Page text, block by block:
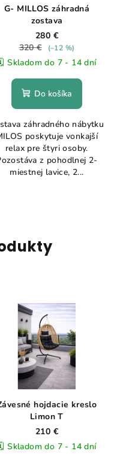
G- MILLOS záhradná
zostava
280 €
320 €
(–12 %)
Skladom do 7 - 14 dní
Do košíka
záhradného nábytku
poskytuje vonkajší
relax pre štyri osoby.
z pohodlnej 2-
miestnej lavice, 2...
hojdacie kreslo
Limon T
210 €
Skladom do 7 - 14 dní